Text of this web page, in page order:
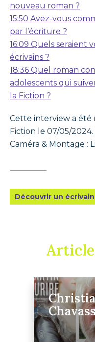
nouveau roman ?
15:50 Avez-vous
par l’écriture ?
16:09 Quels seraient
écrivains ?
18:36 Quel roman
adolescents qui
la Fiction ?
Cette interview a été
Fiction le 07/05/
Caméra & Montage :
Découvrir un écrivain
sans
n’existe